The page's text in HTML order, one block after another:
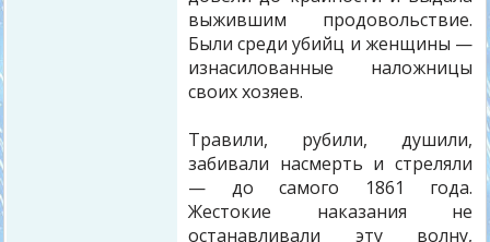
выжившим продовольствие.
Были среди убийц и женщины —
изнасилованные наложницы
своих хозяев.
Травили, рубили, душили,
забивали насмерть и стреляли
— до самого 1861 года.
Жестокие наказания не
останавливали эту волну,